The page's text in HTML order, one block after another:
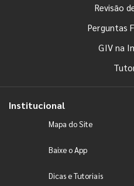
Revisão
Perguntas
GIV na
Institucional
Mapa do Site
Baixe o App
Dicas e Tutoriais